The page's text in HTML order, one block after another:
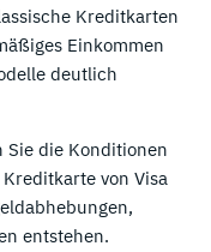
Kreditkarten
Einkommen
deutlich
Sie die Konditionen
von Visa
entstehen.